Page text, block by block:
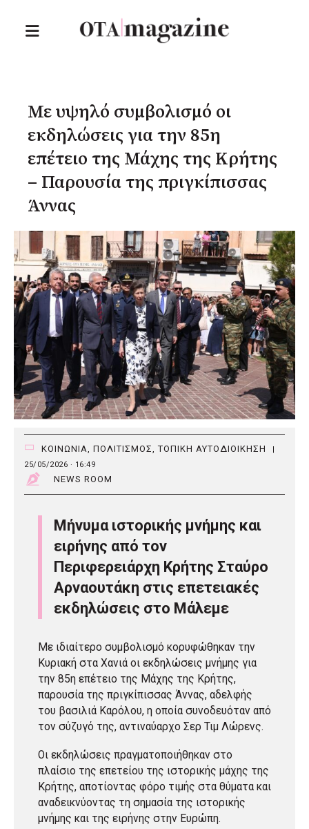
Με υψηλό συμβολισμό οι
εκδηλώσεις για την 85η
επέτειο της Μάχης της Κρήτης
– Παρουσία της πριγκίπισσας
Άννας
ΚΟΙΝΩΝΙΑ ΠΟΛΙΤΙΣΜΟΣ ,ΤΟΠΙΚΗ ΑΥΤΟΔΙΟΙΚΗΣΗ
|
25/05/2026 · 16:49
NEWS ROOM
Μήνυμα ιστορικής μνήμης και
ειρήνης από τον
Περιφερειάρχη Κρήτης Σταύρο
Αρναουτάκη στις επετειακές
εκδηλώσεις στο Μάλεμε
Με ιδιαίτερο συμβολισμό κορυφώθηκαν την
Κυριακή στα Χανιά οι εκδηλώσεις μνήμης για
την 85η επέτειο της Μάχης της Κρήτης,
παρουσία της πριγκίπισσας Άννας, αδελφής
του βασιλιά Καρόλου, η οποία συνοδευόταν από
τον σύζυγό της, αντιναύαρχο Σερ Τιμ Λώρενς.
Οι εκδηλώσεις πραγματοποιήθηκαν στο
πλαίσιο της επετείου της ιστορικής μάχης της
Κρήτης, αποτίοντας φόρο τιμής στα θύματα και
αναδεικνύοντας τη σημασία της ιστορικής
μνήμης και της ειρήνης στην Ευρώπη.